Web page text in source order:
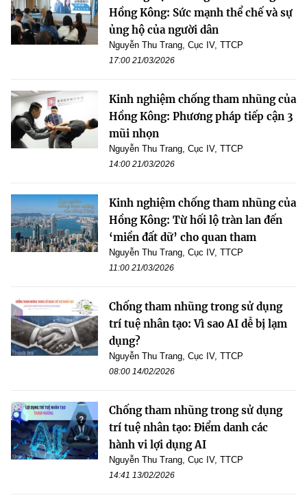
Hồng Kông: Sức mạnh thể chế và sự
ủng hộ của người dân
Nguyễn Thu Trang, Cục IV, TTCP
17:00 21/03/2026
Kinh nghiệm chống tham nhũng của
Hồng Kông: Phương pháp tiếp cận 3
mũi nhọn
Nguyễn Thu Trang, Cục IV, TTCP
14:00 21/03/2026
Kinh nghiệm chống tham nhũng của
Hồng Kông: Từ hối lộ tràn lan đến
‘miền đất dữ’ cho quan tham
Nguyễn Thu Trang, Cục IV, TTCP
11:00 21/03/2026
Chống tham nhũng trong sử dụng
trí tuệ nhân tạo: Vì sao AI dễ bị lạm
dụng?
Nguyễn Thu Trang, Cục IV, TTCP
08:00 14/02/2026
Chống tham nhũng trong sử dụng
trí tuệ nhân tạo: Điểm danh các
hành vi lợi dụng AI
Nguyễn Thu Trang, Cục IV, TTCP
14:41 13/02/2026